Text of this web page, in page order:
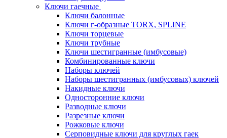
Ключи гаечные
Ключи балонные
Ключи г-образные TORX, SPLINE
Ключи торцевые
Ключи трубные
Ключи шестигранные (имбусовые)
Комбинированные ключи
Наборы ключей
Наборы шестигранных (имбусовых) ключей
Накидные ключи
Односторонние ключи
Разводные ключи
Разрезные ключи
Рожковые ключи
Серповидные ключи для круглых гаек